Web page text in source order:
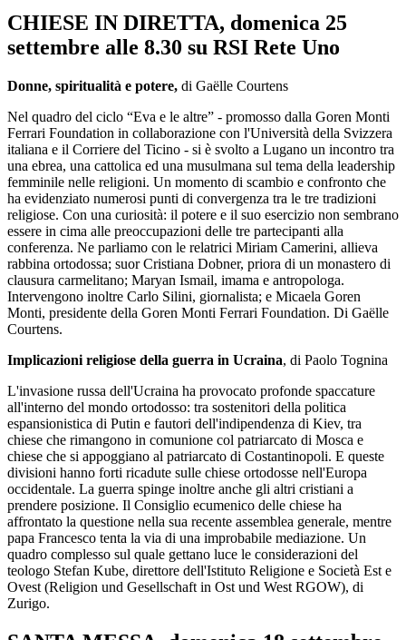
CHIESE IN DIRETTA, domenica 25
settembre alle 8.30 su RSI Rete Uno
Donne, spiritualità e potere, di Gaëlle Courtens
Nel quadro del ciclo “Eva e le altre” - promosso dalla Goren Monti
Ferrari Foundation in collaborazione con l'Università della Svizzera
italiana e il Corriere del Ticino - si è svolto a Lugano un incontro tra
una ebrea, una cattolica ed una musulmana sul tema della leadership
femminile nelle religioni. Un momento di scambio e confronto che
ha evidenziato numerosi punti di convergenza tra le tre tradizioni
religiose. Con una curiosità: il potere e il suo esercizio non sembrano
essere in cima alle preoccupazioni delle tre partecipanti alla
conferenza. Ne parliamo con le relatrici Miriam Camerini, allieva
rabbina ortodossa; suor Cristiana Dobner, priora di un monastero di
clausura carmelitano; Maryan Ismail, imama e antropologa.
Intervengono inoltre Carlo Silini, giornalista; e Micaela Goren
Monti, presidente della Goren Monti Ferrari Foundation. Di Gaëlle
Courtens.
Implicazioni religiose della guerra in Ucraina, di Paolo Tognina
L'invasione russa dell'Ucraina ha provocato profonde spaccature
all'interno del mondo ortodosso: tra sostenitori della politica
espansionistica di Putin e fautori dell'indipendenza di Kiev, tra
chiese che rimangono in comunione col patriarcato di Mosca e
chiese che si appoggiano al patriarcato di Costantinopoli. E queste
divisioni hanno forti ricadute sulle chiese ortodosse nell'Europa
occidentale. La guerra spinge inoltre anche gli altri cristiani a
prendere posizione. Il Consiglio ecumenico delle chiese ha
affrontato la questione nella sua recente assemblea generale, mentre
papa Francesco tenta la via di una improbabile mediazione. Un
quadro complesso sul quale gettano luce le considerazioni del
teologo Stefan Kube, direttore dell'Istituto Religione e Società Est e
Ovest (Religion und Gesellschaft in Ost und West RGOW), di
Zurigo.